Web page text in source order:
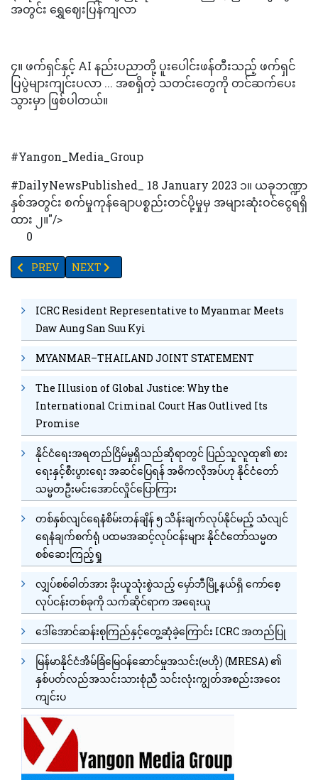
အတွင်း ရွှေဈေးပြန်ကျလာ
၄။ ဖက်ရှင်နှင့် AI နည်းပညာတို့ ပူးပေါင်းဖန်တီးသည့် ဖက်ရှင်
ပြပွဲများကျင်းပလာ ... အစရှိတဲ့ သတင်းတွေကို တင်ဆက်ပေး
သွားမှာ ဖြစ်ပါတယ်။
#Yangon_Media_Group
#DailyNewsPublished_ 18 January 2023 ၁။ ယခုဘဏ္ဍာ
နှစ်အတွင်း စက်မှုကုန်ချောပစ္စည်းတင်ပို့မှုမှ အများဆုံးဝင်ငွေရရှိ
ထား ၂။"/>
0
PREVIOUS ARTICLE: ယခုဘဏ္ဍာနှစ်အတွင်း စက်မှုကုန်ချောပစ္စည်းတ
PREV NEXT ARTICLE: ရှန်တိန်စနစ်ဖြေလျှော့ပေးမှုကြ
NEXT
ICRC Resident Representative to Myanmar Meets
Daw Aung San Suu Kyi
MYANMAR–THAILAND JOINT STATEMENT
The Illusion of Global Justice: Why the
International Criminal Court Has Outlived Its
Promise
နိုင်ငံရေးအရတည်ငြိမ်မှုရှိသည်ဆိုရာတွင် ပြည်သူလူထု၏ စား
ရေးနှင့်စီးပွားရေး အဆင်ပြေရန် အဓိကလိုအပ်ဟု နိုင်ငံတော်
သမ္မတဦးမင်းအောင်လှိုင်ပြောကြား
တစ်နှစ်လျင်ရေနံစိမ်းတန်ချိန် ၅ သိန်းချက်လုပ်နိုင်မည့် သံလျင်
ရေနံချက်စက်ရုံ ပထမအဆင့်လုပ်ငန်းများ နိုင်ငံတော်သမ္မတ
စစ်ဆေးကြည့်ရှု
လျှပ်စစ်ဓါတ်အား ခိုးယူသုံးစွဲသည့် မှော်ဘီမြို့နယ်ရှိ ကော်စေ့
လုပ်ငန်းတစ်ခုကို သက်ဆိုင်ရာက အရေးယူ
ဒေါ်အောင်ဆန်းစုကြည်နှင့်တွေ့ဆုံခဲ့ကြောင်း ICRC အတည်ပြု
မြန်မာနိုင်ငံအိမ်ခြံမြေဝန်ဆောင်မှုအသင်း(ဗဟို) (MRESA) ၏
နှစ်ပတ်လည်အသင်းသားစုံညီ သင်းလုံးကျွတ်အစည်းအဝေး
ကျင်းပ